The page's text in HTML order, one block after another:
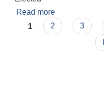
Read more
Pages
1 2 3